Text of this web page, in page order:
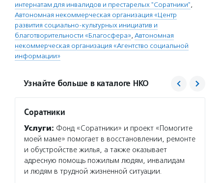
интернатам для инвалидов и престарелых "Соратники",
Автономная некоммерческая организация «Центр
развития социально-культурных инициатив и
благотворительности «Благосфера», Автономная
некоммерческая организация «Агентство социальной
информации»
Узнайте больше в каталоге НКО
Соратники
Услуги: Фонд «Соратники» и проект «Помогите
моей маме» помогает в восстановлении, ремонте
и обустройстве жилья, а также оказывает
адресную помощь пожилым людям, инвалидам
и людям в трудной жизненной ситуации.